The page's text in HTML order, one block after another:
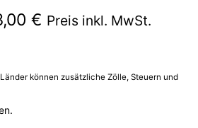
€ Preisspanne:
258,00 €
Preis inkl. MwSt.
können zusätzliche Zölle, Steuern und